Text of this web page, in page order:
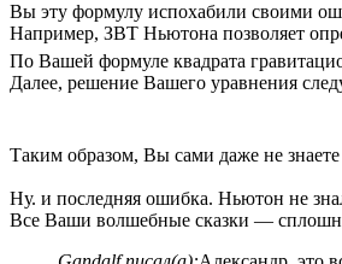
Вы эту формулу испохабили своими
Например, ЗВТ Ньютона позволяет
По Вашей формуле квадрата
Далее, решение Вашего уравнения
Таким образом, Вы сами даже не
Ну. и последняя ошибка. Ньютон не
Все Ваши волшебные сказки —